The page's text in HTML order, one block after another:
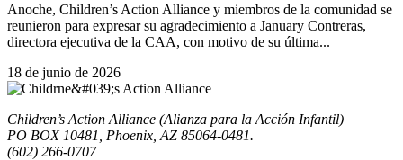
Anoche, Children’s Action Alliance y miembros de la comunidad se
reunieron para expresar su agradecimiento a January Contreras,
directora ejecutiva de la CAA, con motivo de su última...
18 de junio de 2026
Children’s Action Alliance (Alianza para la Acción Infantil)
PO BOX 10481, Phoenix, AZ 85064-0481.
(602) 266-0707